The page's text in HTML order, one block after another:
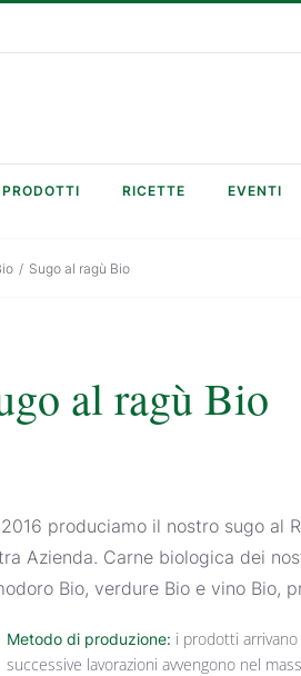
RICETTE EVENTI
/ Sugo al ragù Bio
al ragù Bio
produciamo il nostro sugo al
Azienda. Carne biologica dei
Bio, verdure Bio e vino Bio,
Metodo di produzione: i prodotti
successive lavorazioni avvengono nel